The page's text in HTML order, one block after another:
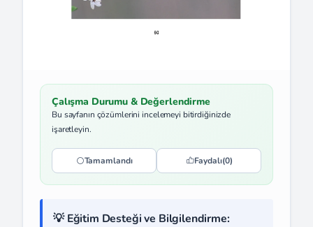
Çalışma Durumu & Değerlendirme
Bu sayfanın çözümlerini incelemeyi bitirdiğinizde
işaretleyin.
Tamamlandı Faydalı(0)
💡 Eğitim Desteği ve Bilgilendirme: